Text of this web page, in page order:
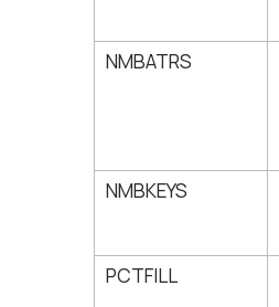
NMBATRS
NMBKEYS
PCTFILL